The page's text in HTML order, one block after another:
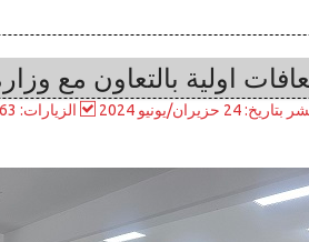
اولية بالتعاون مع
بتاريخ: 24 حزيران/يونيو 2024 الزيارات: 7063